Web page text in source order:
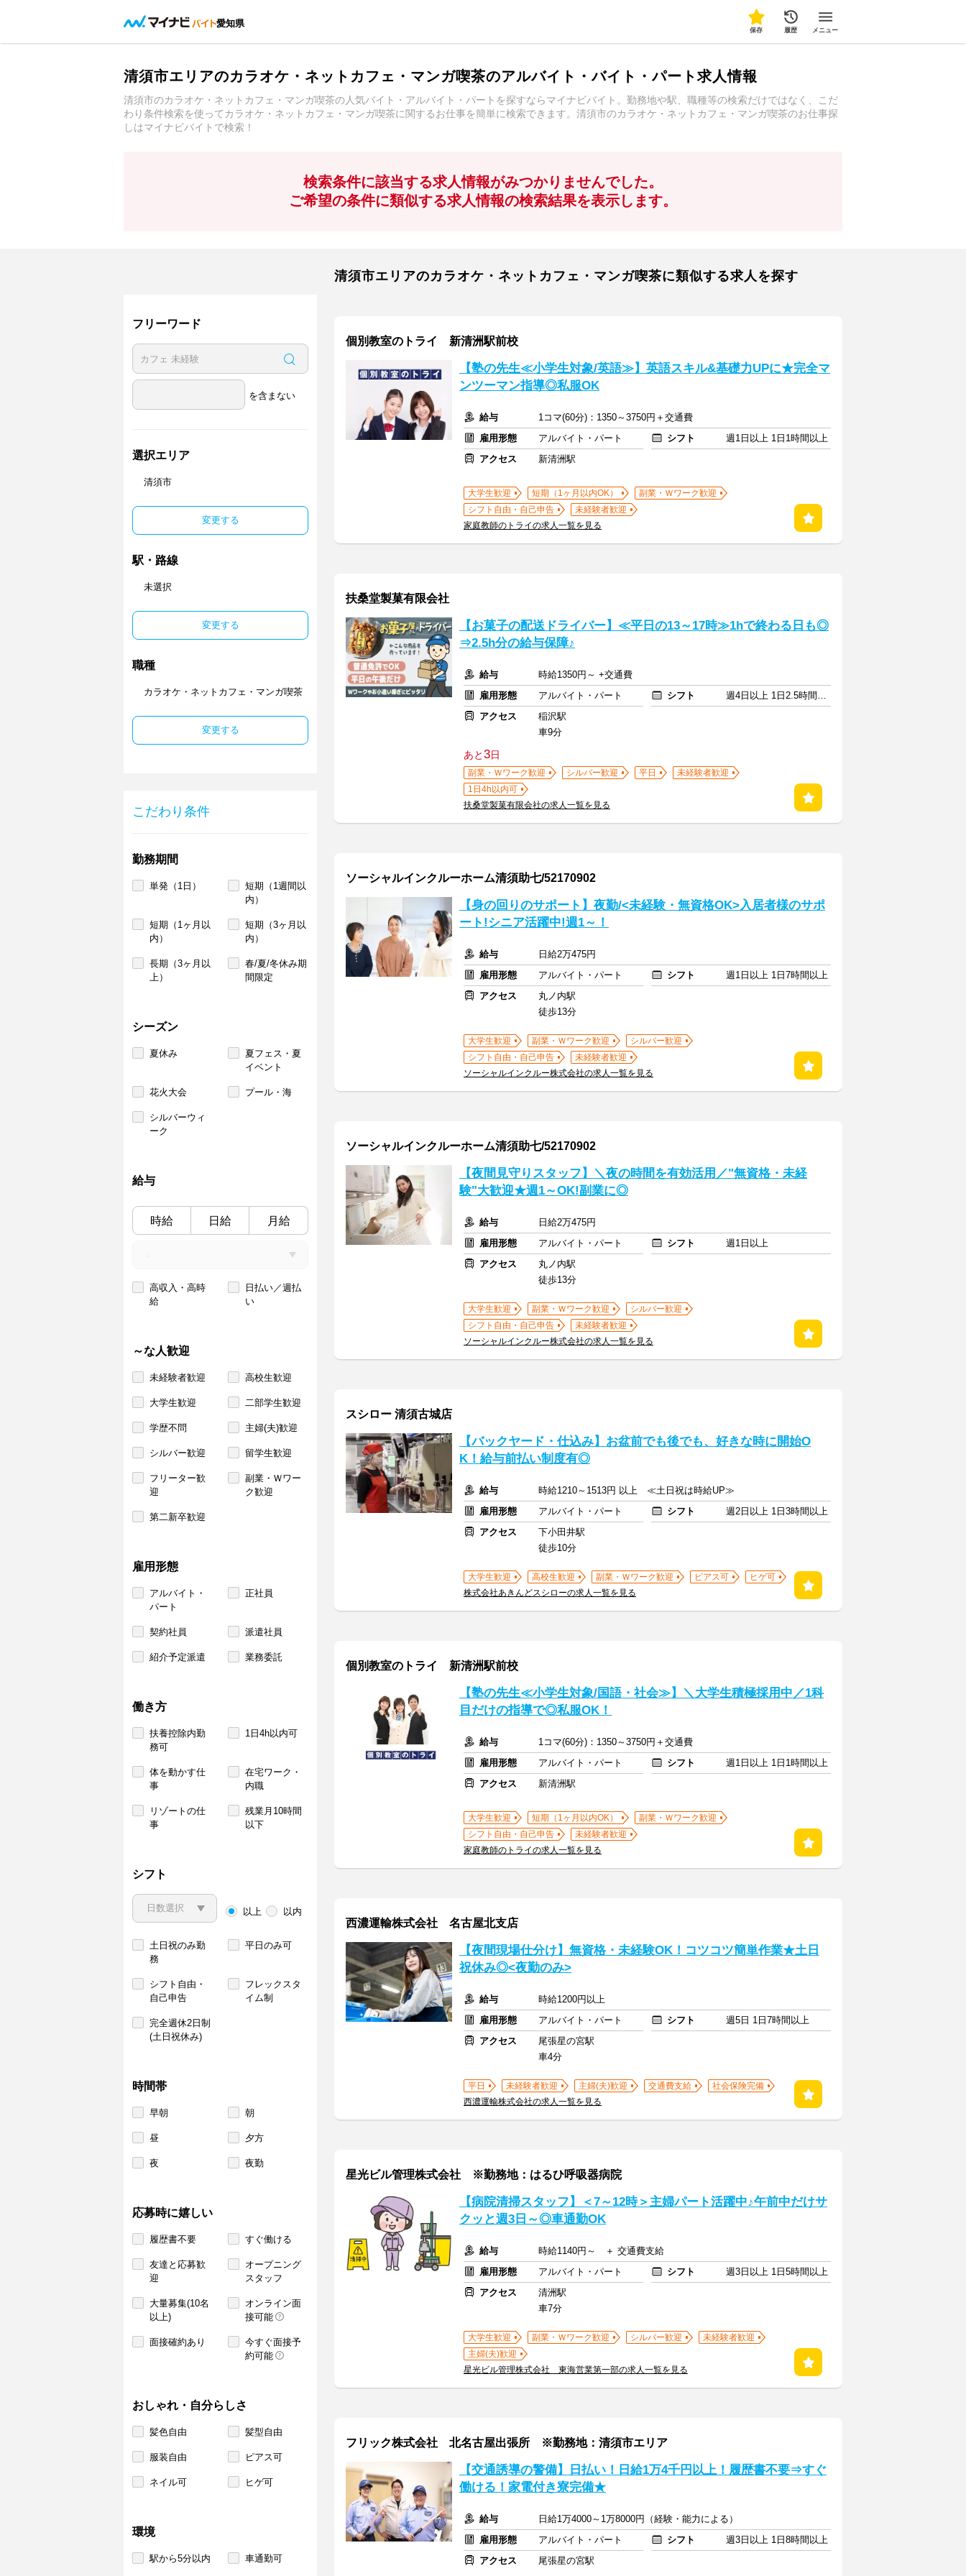
愛知県
保存 履歴 メニュー
清須市エリアのカラオケ・ネットカフェ・マンガ喫茶のアルバイト・バイト・パート求人情報
清須市のカラオケ・ネットカフェ・マンガ喫茶の人気バイト・アルバイト・パートを探すならマイナビバイト。勤務地や駅、職種等の検索だけではなく、こだ
わり条件検索を使ってカラオケ・ネットカフェ・マンガ喫茶に関するお仕事を簡単に検索できます。清須市のカラオケ・ネットカフェ・マンガ喫茶のお仕事探
しはマイナビバイトで検索！
検索条件に該当する求人情報がみつかりませんでした。
ご希望の条件に類似する求人情報の検索結果を表示します。
フリーワード
を含まない
選択エリア
清須市
変更する
駅・路線
未選択
変更する
職種
カラオケ・ネットカフェ・マンガ喫茶
変更する
こだわり条件
勤務期間
単発（1日）
短期（1週間以
内）
短期（1ヶ月以
内）
短期（3ヶ月以
内）
長期（3ヶ月以
上）
春/夏/冬休み期
間限定
シーズン
夏休み
夏フェス・夏
イベント
花火大会 プール・海
シルバーウィ
ーク
給与
時給 日給 月給
高収入・高時
給
日払い／週払
い
～な人歓迎
未経験者歓迎 高校生歓迎
大学生歓迎 二部学生歓迎
学歴不問 主婦(夫)歓迎
シルバー歓迎 留学生歓迎
フリーター歓
迎
副業・Ｗワー
ク歓迎
第二新卒歓迎
雇用形態
アルバイト・
パート
正社員
契約社員 派遣社員
紹介予定派遣 業務委託
働き方
扶養控除内勤
務可
1日4h以内可
体を動かす仕
事
在宅ワーク・
内職
リゾートの仕
事
残業月10時間
以下
シフト
以上 以内
土日祝のみ勤
務
平日のみ可
シフト自由・
自己申告
フレックスタ
イム制
完全週休2日制
(土日祝休み)
時間帯
早朝 朝
昼 夕方
夜 夜勤
応募時に嬉しい
履歴書不要 すぐ働ける
友達と応募歓
迎
オープニング
スタッフ
大量募集(10名
以上)
オンライン面
接可能
面接確約あり
今すぐ面接予
約可能
おしゃれ・自分らしさ
髪色自由 髪型自由
服装自由 ピアス可
ネイル可 ヒゲ可
環境
駅から5分以内 車通勤可
清須市エリアのカラオケ・ネットカフェ・マンガ喫茶に類似する求人を探す
個別教室のトライ 新清洲駅前校
【塾の先生≪小学生対象/英語≫】英語スキル&基礎力UPに★完全マ
ンツーマン指導◎私服OK
給与
1コマ(60分)：1350～3750円＋交通費
雇用形態
アルバイト・パート シフト
週1日以上 1日1時間以上
アクセス
新清洲駅
大学生歓迎 短期（1ヶ月以内OK）
副業・Ｗワーク歓迎
シフト自由・自己申告
未経験者歓迎
家庭教師のトライの求人一覧を見る
扶桑堂製菓有限会社
【お菓子の配送ドライバー】≪平日の13～17時≫1hで終わる日も◎
⇒2.5h分の給与保障♪
給与
時給1350円～ +交通費
雇用形態
アルバイト・パート シフト
週4日以上 1日2.5時間以上
アクセス
稲沢駅
車9分
あと3日
副業・Ｗワーク歓迎 シルバー歓迎 平日
未経験者歓迎
1日4h以内可
扶桑堂製菓有限会社の求人一覧を見る
ソーシャルインクルーホーム清須助七/52170902
【身の回りのサポート】夜勤/<未経験・無資格OK>入居者様のサポ
ート!シニア活躍中!週1～！
給与
日給2万475円
雇用形態
アルバイト・パート シフト
週1日以上 1日7時間以上
アクセス
丸ノ内駅
徒歩13分
大学生歓迎 副業・Ｗワーク歓迎
シルバー歓迎
シフト自由・自己申告
未経験者歓迎
ソーシャルインクルー株式会社の求人一覧を見る
ソーシャルインクルーホーム清須助七/52170902
【夜間見守りスタッフ】＼夜の時間を有効活用／"無資格・未経
験"大歓迎★週1～OK!副業に◎
給与
日給2万475円
雇用形態
アルバイト・パート シフト
週1日以上
アクセス
丸ノ内駅
徒歩13分
大学生歓迎 副業・Ｗワーク歓迎
シルバー歓迎
シフト自由・自己申告
未経験者歓迎
ソーシャルインクルー株式会社の求人一覧を見る
スシロー 清須古城店
【バックヤード・仕込み】お盆前でも後でも、好きな時に開始O
K！給与前払い制度有◎
給与
時給1210～1513円 以上 ≪土日祝は時給UP≫
雇用形態
アルバイト・パート シフト
週2日以上 1日3時間以上
アクセス
下小田井駅
徒歩10分
大学生歓迎 高校生歓迎 副業・Ｗワーク歓迎 ピアス可
ヒゲ可
株式会社あきんどスシローの求人一覧を見る
個別教室のトライ 新清洲駅前校
【塾の先生≪小学生対象/国語・社会≫】＼大学生積極採用中／1科
目だけの指導で◎私服OK！
給与
1コマ(60分)：1350～3750円＋交通費
雇用形態
アルバイト・パート シフト
週1日以上 1日1時間以上
アクセス
新清洲駅
大学生歓迎 短期（1ヶ月以内OK）
副業・Ｗワーク歓迎
シフト自由・自己申告
未経験者歓迎
家庭教師のトライの求人一覧を見る
西濃運輸株式会社 名古屋北支店
【夜間現場仕分け】無資格・未経験OK！コツコツ簡単作業★土日
祝休み◎<夜勤のみ>
給与
時給1200円以上
雇用形態
アルバイト・パート シフト
週5日 1日7時間以上
アクセス
尾張星の宮駅
車4分
平日 未経験者歓迎 主婦(夫)歓迎 交通費支給
社会保険完備
西濃運輸株式会社の求人一覧を見る
星光ビル管理株式会社 ※勤務地：はるひ呼吸器病院
【病院清掃スタッフ】＜7～12時＞主婦パート活躍中♪午前中だけサ
クッと週3日～◎車通勤OK
給与
時給1140円～ ＋ 交通費支給
雇用形態
アルバイト・パート シフト
週3日以上 1日5時間以上
アクセス
清洲駅
車7分
大学生歓迎 副業・Ｗワーク歓迎 シルバー歓迎
未経験者歓迎
主婦(夫)歓迎
星光ビル管理株式会社 東海営業第一部の求人一覧を見る
フリック株式会社 北名古屋出張所 ※勤務地：清須市エリア
【交通誘導の警備】日払い！日給1万4千円以上！履歴書不要⇒すぐ
働ける！家電付き寮完備★
給与
日給1万4000～1万8000円（経験・能力による）
雇用形態
アルバイト・パート シフト
週3日以上 1日8時間以上
アクセス
尾張星の宮駅